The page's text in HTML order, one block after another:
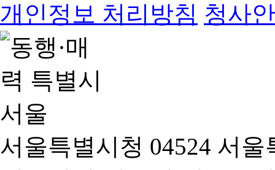
개인정보 처리방침 청사
서울특별시청 04524 서